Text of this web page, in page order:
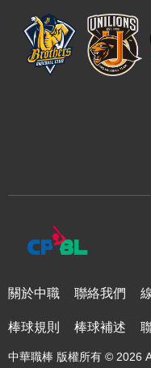
關於中職 聯絡我們
棒球規則 棒球補述
中華職棒 版權所有 © 2026